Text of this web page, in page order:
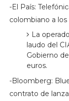
-El País:
colombiano a
La
laudo del
Gobierno
euros.
-Bloomberg:
contrato de